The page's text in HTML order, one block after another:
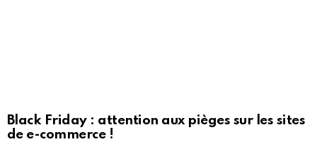
Black Friday : attention aux pièges sur les sites
de e-commerce !